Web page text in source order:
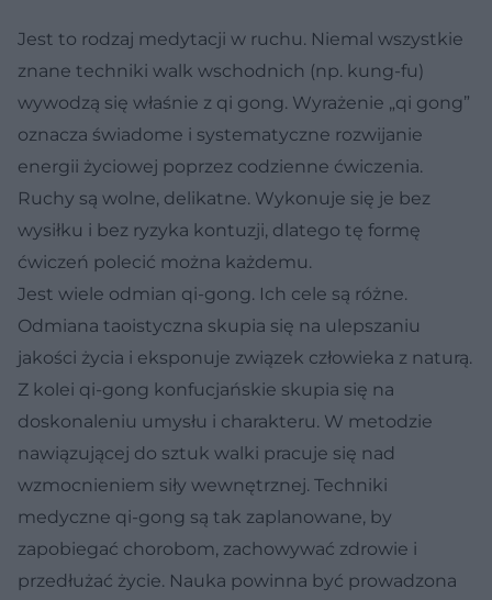
Jest to rodzaj medytacji w ruchu. Niemal wszystkie
znane techniki walk wschodnich (np. kung-fu)
wywodzą się właśnie z qi gong. Wyrażenie „qi gong”
oznacza świadome i systematyczne rozwijanie
energii życiowej poprzez codzienne ćwiczenia.
Ruchy są wolne, delikatne. Wykonuje się je bez
wysiłku i bez ryzyka kontuzji, dlatego tę formę
ćwiczeń polecić można każdemu.
Jest wiele odmian qi-gong. Ich cele są różne.
Odmiana taoistyczna skupia się na ulepszaniu
jakości życia i eksponuje związek człowieka z naturą.
Z kolei qi-gong konfucjańskie skupia się na
doskonaleniu umysłu i charakteru. W metodzie
nawiązującej do sztuk walki pracuje się nad
wzmocnieniem siły wewnętrznej. Techniki
medyczne qi-gong są tak zaplanowane, by
zapobiegać chorobom, zachowywać zdrowie i
przedłużać życie. Nauka powinna być prowadzona